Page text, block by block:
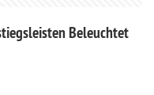
Beleuchtet